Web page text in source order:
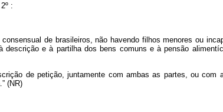
:
de brasileiros, não havendo filhos menores ou
e à partilha dos bens comuns e à pensão
de petição, juntamente com ambas as partes, ou com
(NR)